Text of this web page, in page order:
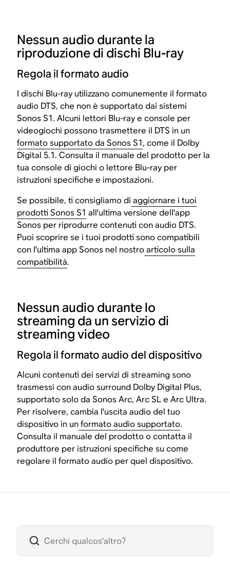
Nessun audio durante la
riproduzione di dischi Blu-ray
Regola il formato audio
I dischi Blu-ray utilizzano comunemente il formato
audio DTS, che non è supportato dai sistemi
Sonos S1. Alcuni lettori Blu-ray e console per
videogiochi possono trasmettere il DTS in un
formato supportato da Sonos S1, come il Dolby
Digital 5.1. Consulta il manuale del prodotto per la
tua console di giochi o lettore Blu-ray per
istruzioni specifiche e impostazioni.
Se possibile, ti consigliamo di aggiornare i tuoi
prodotti Sonos S1 all'ultima versione dell'app
Sonos per riprodurre contenuti con audio DTS.
Puoi scoprire se i tuoi prodotti sono compatibili
con l'ultima app Sonos nel nostroarticolo sulla
compatibilità.
Nessun audio durante lo
streaming da un servizio di
streaming video
Regola il formato audio del dispositivo
Alcuni contenuti dei servizi di streaming sono
trasmessi con audio surround Dolby Digital Plus,
supportato solo da Sonos Arc, Arc SL e Arc Ultra.
Per risolvere, cambia l'uscita audio del tuo
dispositivo in unformato audio supportato.
Consulta il manuale del prodotto o contatta il
produttore per istruzioni specifiche su come
regolare il formato audio per quel dispositivo.